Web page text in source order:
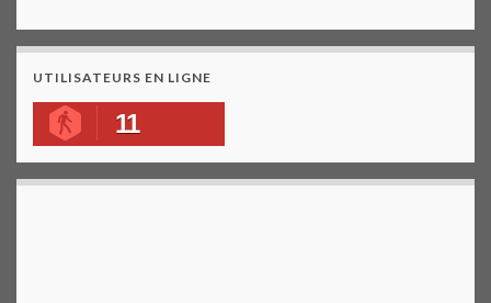
UTILISATEURS EN LIGNE
11